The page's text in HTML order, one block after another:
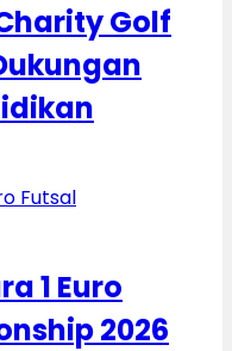
Golf
1 Euro
2026